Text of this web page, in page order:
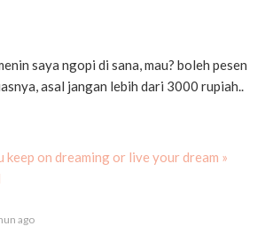
saya ngopi di sana, mau? boleh pesen
asal jangan lebih dari 3000 rupiah..
keep on dreaming or live your dream »
ago